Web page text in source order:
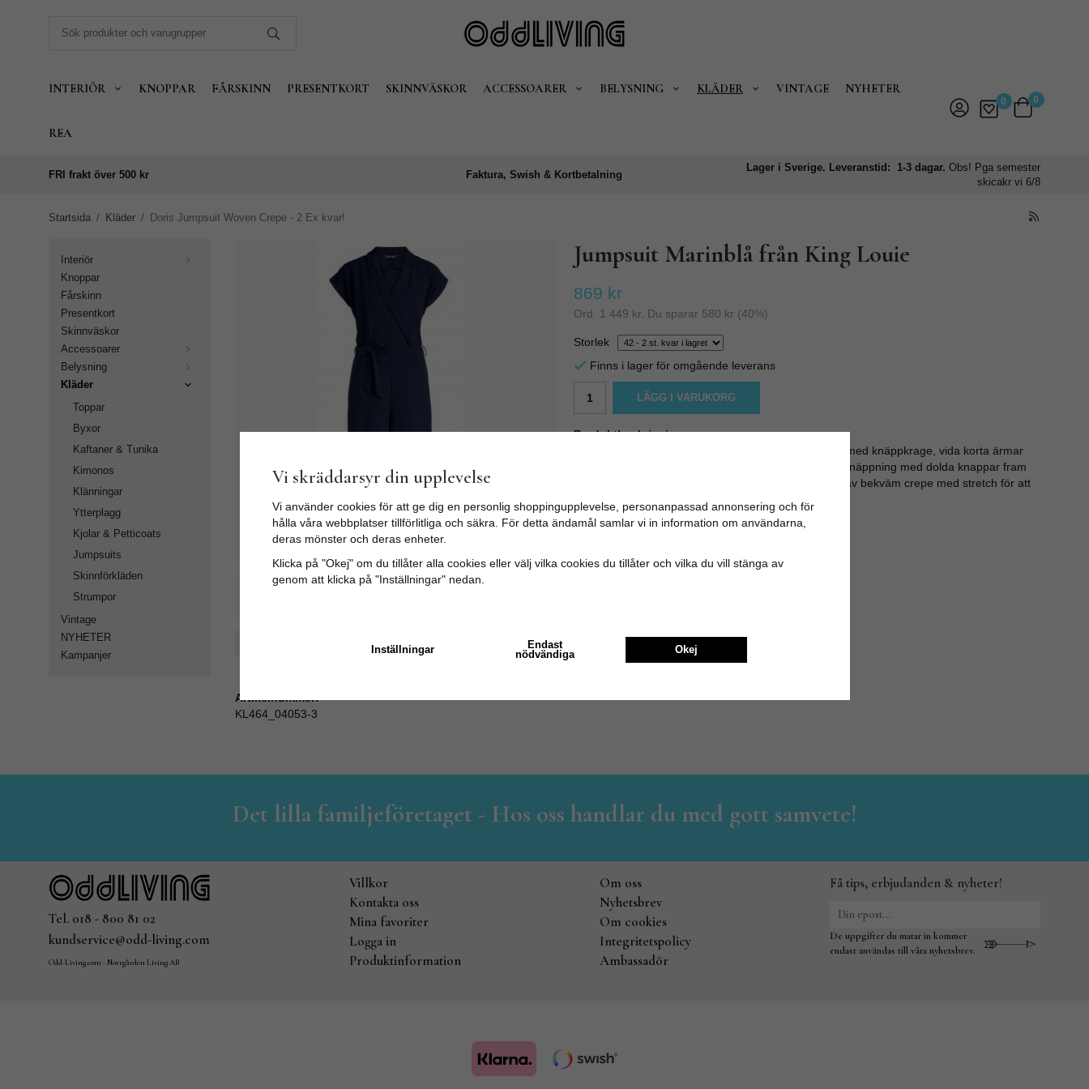
INTERIÖR KNOPPAR FÅRSKINN PRESENTKORT SKINNVÄSKOR ACCESSOARER BELYSNING KLÄDER VINTAGE NYHETER
REA
0 0
FRI frakt över 500 kr Faktura, Swish & Kortbetalning
Lager i Sverige. Leveranstid: 1-3 dagar.Obs! Pga semester
skicakr vi 6/8
Startsida / Kläder / Doris Jumpsuit Woven Crepe - 2 Ex kvar!
Interiör
Knoppar
Fårskinn
Presentkort
Skinnväskor
Accessoarer
Belysning
Kläder
Toppar
Byxor
Kaftaner & Tunika
Kimonos
Klänningar
Ytterplagg
Kjolar & Petticoats
Jumpsuits
Skinnförkläden
Strumpor
Vintage
NYHETER
Kampanjer
Jumpsuit Marinblå från King Louie
869 kr
Ord. 1 449 kr. Du sparar 580 kr (40%)
Storlek
Finns i lager för omgående leverans
LÄGG I VARUKORG
Produktbeskrivning:
Doris Jumpsuit Woven Crepe har en klassisk silhuett med knäppkrage, vida korta ärmar
med veck, breda ben och en beskuren längd. Omlottknäppning med dolda knappar fram
samt blixtlås i sidosömmen. Bälte i midjan. Tillverkad av bekväm crepe med stretch för att
hålla den perfekta formen.
Färg: Mörkblå
Material: 63% polyester, 33% rayon, 4% elastane
Artikelnummer:
KL464_04053-3
Det lilla familjeföretaget - Hos oss handlar du med gott samvete!
Tel. 018 - 800 81 02
kundservice@odd-living.com
Odd-Living.com - Norrgården Living AB
Villkor
Kontakta oss
Mina favoriter
Logga in
Produktinformation
Om oss
Nyhetsbrev
Om cookies
Integritetspolicy
Ambassadör
Få tips, erbjudanden & nyheter!
De uppgifter du matar in kommer
endast användas till våra nyhetsbrev.
Vi skräddarsyr din upplevelse
Vi använder cookies för att ge dig en personlig shoppingupplevelse, personanpassad annonsering och för
hålla våra webbplatser tillförlitliga och säkra. För detta ändamål samlar vi in information om användarna,
deras mönster och deras enheter.
Klicka på "Okej" om du tillåter alla cookies eller välj vilka cookies du tillåter och vilka du vill stänga av
genom att klicka på "Inställningar" nedan.
Inställningar
Endast
nödvändiga
Okej